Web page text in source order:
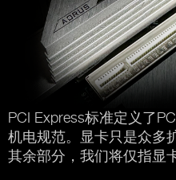
PCI Express标准定义了
机电规范。显卡只是众多
其余部分，我们将仅指显